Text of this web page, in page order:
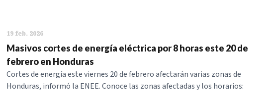
19 feb. 2026
Masivos cortes de energía eléctrica por 8 horas este 20 de
febrero en Honduras
Cortes de energía este viernes 20 de febrero afectarán varias zonas de
Honduras, informó la ENEE. Conoce las zonas afectadas y los horarios: